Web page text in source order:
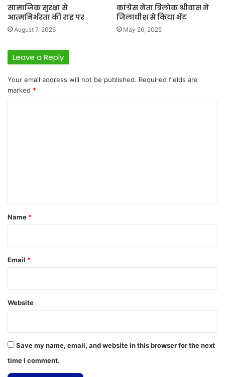
सामाजिक सुरक्षा से
आत्मनिर्भरता की राह पर
August 7, 2026
कांग्रेस नेता त्रिलोक श्रीवास ने
जिलाधीश से किया भेंट
May 26, 2025
Leave a Reply
Your email address will not be published. Required fields are
marked *
*
Name *
Email *
Website
Save my name, email, and website in this browser for the next
time I comment.